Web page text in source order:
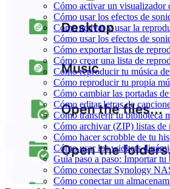
Cómo activar un visualizador
Cómo usar los efectos de
Cómo activar y usar la
Cómo usar los efectos de
Cómo exportar listas de
Cómo crear una lista de
Cómo reproducir tu música
Cómo reproducir tu propia
Cómo cambiar las portadas
Cómo editar letras de
Cómo transferir tu biblioteca
Cómo archivar (ZIP) listas de
Cómo hacer scrobble de tu
Cómo usar los widgets
Guía paso a paso: Importar
Cómo conectar Synology
Cómo conectar un